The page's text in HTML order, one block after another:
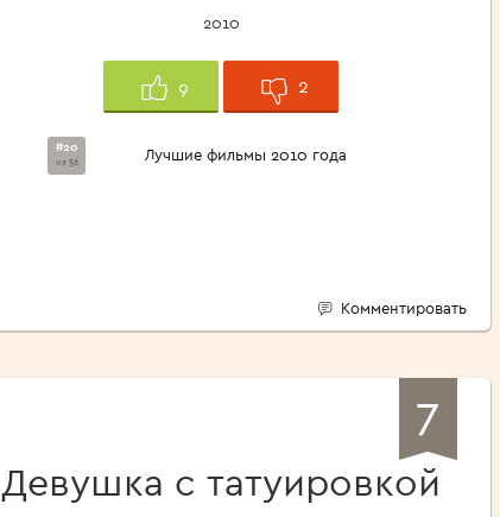
2010
9 2
#20
из 56 Лучшие фильмы 2010 года
Комментировать
7
Девушка с татуировкой